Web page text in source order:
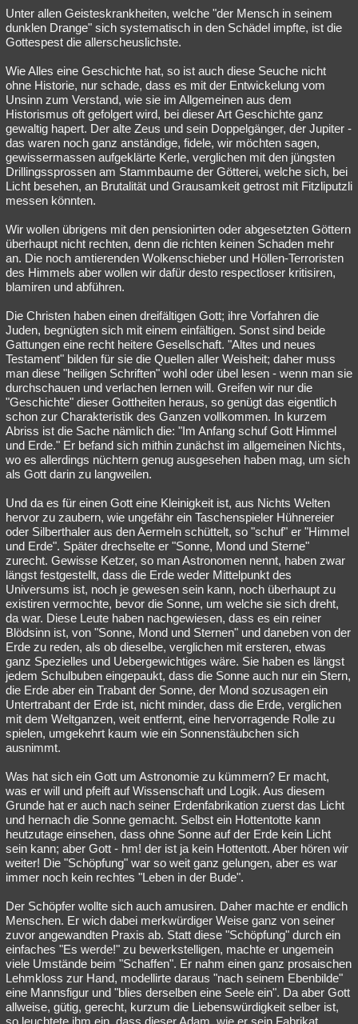
Unter allen Geisteskrankheiten, welche "der Mensch in seinem
dunklen Drange" sich systematisch in den Schädel impfte, ist die
Gottespest die allerscheuslichste.
Wie Alles eine Geschichte hat, so ist auch diese Seuche nicht
ohne Historie, nur schade, dass es mit der Entwickelung vom
Unsinn zum Verstand, wie sie im Allgemeinen aus dem
Historismus oft gefolgert wird, bei dieser Art Geschichte ganz
gewaltig hapert. Der alte Zeus und sein Doppelgänger, der Jupiter -
das waren noch ganz anständige, fidele, wir möchten sagen,
gewissermassen aufgeklärte Kerle, verglichen mit den jüngsten
Drillingssprossen am Stammbaume der Götterei, welche sich, bei
Licht besehen, an Brutalität und Grausamkeit getrost mit Fitzliputzli
messen könnten.
Wir wollen übrigens mit den pensionirten oder abgesetzten Göttern
überhaupt nicht rechten, denn die richten keinen Schaden mehr
an. Die noch amtierenden Wolkenschieber und Höllen-Terroristen
des Himmels aber wollen wir dafür desto respectloser kritisiren,
blamiren und abführen.
Die Christen haben einen dreifältigen Gott; ihre Vorfahren die
Juden, begnügten sich mit einem einfältigen. Sonst sind beide
Gattungen eine recht heitere Gesellschaft. "Altes und neues
Testament" bilden für sie die Quellen aller Weisheit; daher muss
man diese "heiligen Schriften" wohl oder übel lesen - wenn man sie
durchschauen und verlachen lernen will. Greifen wir nur die
"Geschichte" dieser Gottheiten heraus, so genügt das eigentlich
schon zur Charakteristik des Ganzen vollkommen. In kurzem
Abriss ist die Sache nämlich die: "Im Anfang schuf Gott Himmel
und Erde." Er befand sich mithin zunächst im allgemeinen Nichts,
wo es allerdings nüchtern genug ausgesehen haben mag, um sich
als Gott darin zu langweilen.
Und da es für einen Gott eine Kleinigkeit ist, aus Nichts Welten
hervor zu zaubern, wie ungefähr ein Taschenspieler Hühnereier
oder Silberthaler aus den Aermeln schüttelt, so "schuf" er "Himmel
und Erde". Später drechselte er "Sonne, Mond und Sterne"
zurecht. Gewisse Ketzer, so man Astronomen nennt, haben zwar
längst festgestellt, dass die Erde weder Mittelpunkt des
Universums ist, noch je gewesen sein kann, noch überhaupt zu
existiren vermochte, bevor die Sonne, um welche sie sich dreht,
da war. Diese Leute haben nachgewiesen, dass es ein reiner
Blödsinn ist, von "Sonne, Mond und Sternen" und daneben von der
Erde zu reden, als ob dieselbe, verglichen mit ersteren, etwas
ganz Spezielles und Uebergewichtiges wäre. Sie haben es längst
jedem Schulbuben eingepaukt, dass die Sonne auch nur ein Stern,
die Erde aber ein Trabant der Sonne, der Mond sozusagen ein
Untertrabant der Erde ist, nicht minder, dass die Erde, verglichen
mit dem Weltganzen, weit entfernt, eine hervorragende Rolle zu
spielen, umgekehrt kaum wie ein Sonnenstäubchen sich
ausnimmt.
Was hat sich ein Gott um Astronomie zu kümmern? Er macht,
was er will und pfeift auf Wissenschaft und Logik. Aus diesem
Grunde hat er auch nach seiner Erdenfabrikation zuerst das Licht
und hernach die Sonne gemacht. Selbst ein Hottentotte kann
heutzutage einsehen, dass ohne Sonne auf der Erde kein Licht
sein kann; aber Gott - hm! der ist ja kein Hottentott. Aber hören wir
weiter! Die "Schöpfung" war so weit ganz gelungen, aber es war
immer noch kein rechtes "Leben in der Bude".
Der Schöpfer wollte sich auch amusiren. Daher machte er endlich
Menschen. Er wich dabei merkwürdiger Weise ganz von seiner
zuvor angewandten Praxis ab. Statt diese "Schöpfung" durch ein
einfaches "Es werde!" zu bewerkstelligen, machte er ungemein
viele Umstände beim "Schaffen". Er nahm einen ganz prosaischen
Lehmkloss zur Hand, modellirte daraus "nach seinem Ebenbilde"
eine Mannsfigur und "blies derselben eine Seele ein". Da aber Gott
allweise, gütig, gerecht, kurzum die Liebenswürdigkeit selber ist,
so leuchtete ihm ein, dass dieser Adam, wie er sein Fabrikat